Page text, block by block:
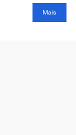
Mais